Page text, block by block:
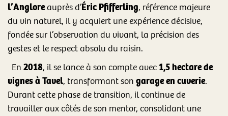
l’Angloreauprès d’Éric Pfifferling, référence majeure
du vin naturel, il y acquiert une expérience décisive,
fondée sur l’observation du vivant, la précision des
gestes et le respect absolu du raisin.
En 2018, il se lance à son compte avec1,5 hectare de
vignes à Tavel, transformant son garage en cuverie.
Durant cette phase de transition, il continue de
travailler aux côtés de son mentor, consolidant une